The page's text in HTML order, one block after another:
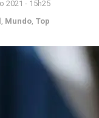
2021 - 15h25
, Mundo, Top